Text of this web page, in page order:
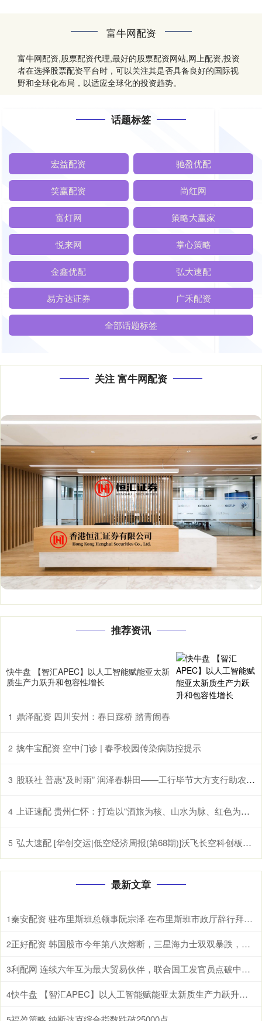
富牛网配资
富牛网配资,股票配资代理,最好的股票配资网站,网上配资,投资
者在选择股票配资平台时，可以关注其是否具备良好的国际视
野和全球化布局，以适应全球化的投资趋势。
话题标签
宏益配资 驰盈优配
笑赢配资 尚红网
富灯网 策略大赢家
悦来网 掌心策略
金鑫优配 弘大速配
易方达证券 广禾配资
全部话题标签
关注 富牛网配资
推荐资讯
快牛盘 【智汇APEC】以人工智能赋能亚太新
质生产力跃升和包容性增长
1 鼎泽配资 四川安州：春日踩桥 踏青闹春
2 擒牛宝配资 空中门诊 | 春季校园传染病防控提示
3 股联社 普惠“及时雨” 润泽春耕田——工行毕节大方支行助农企解困获赠锦旗
4 上证速配 贵州仁怀：打造以“酒旅为核、山水为脉、红色为魂”的国际山地度假目的地
5 弘大速配 [华创交运|低空经济周报(第68期)]沃飞长空科创板上市辅导已备案, 头部eVTOL企业正加速获市场认可
最新文章
1 秦安配资 驻布里斯班总领事阮宗泽 在布里斯班市政厅辞行拜会市长施林纳。施林纳市
2 正好配资 韩国股市今年第八次熔断，三星海力士双双暴跌，AI泡沫开始破了？ 根据
3 利配网 连续六年互为最大贸易伙伴，联合国工发官员点破中国东盟合作密码 据新华
4 快牛盘 【智汇APEC】以人工智能赋能亚太新质生产力跃升和包容性增长